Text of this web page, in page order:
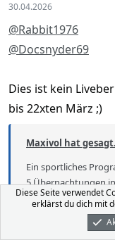
30.04.2026
@Rabbit1976
@Docsnyder69
Dies ist kein
bis 22xten März ;)
Maxivol hat
Ein sportliches
5 Übernachtungen
3 Übernachtungen
1 Übernachtung auf
3 Übernachtungen
Was Ist Neu
Diese Seite verwendet
erklärst du dich mit